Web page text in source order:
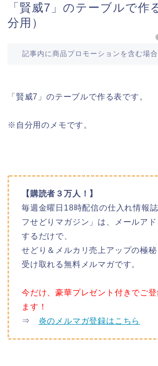
「賢威7」のテーブルで作
分用）
記事内に商品プロモーションを含む場合
「賢威7」のテーブルで作る表です。
※自分用のメモです。
【購読者３万人！】
毎週金曜日18時配信の仕入れ情報
フせどりマガジン」は、メールア
するだけで、
せどり＆メルカリ売上アップの極
受け取れる無料メルマガです。
今だけ、豪華プレゼント付きでご
ます！
⇒ 炎のメルマガ登録はこちら